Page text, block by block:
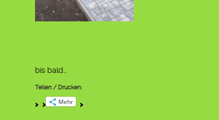
bis bald…
Teilen / Drucken:
Mehr